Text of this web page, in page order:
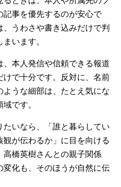
記事を優先するのが安心で
うわさや書き込みだけで判
います。
本人発信や信頼できる報道
で十分です。反対に、名前
うな細部は、たとえ気にな
です。
いなら、「誰と暮らしてい
が伝わるか」に目を向ける
高橋英樹さんとの親子関係
変化も、そのほうが自然に伝